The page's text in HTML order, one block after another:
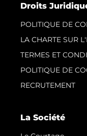
Droits
POLITIQUE DE
LA CHARTE SUR
TERMES ET
POLITIQUE DE
RECRUTEMENT
La Société